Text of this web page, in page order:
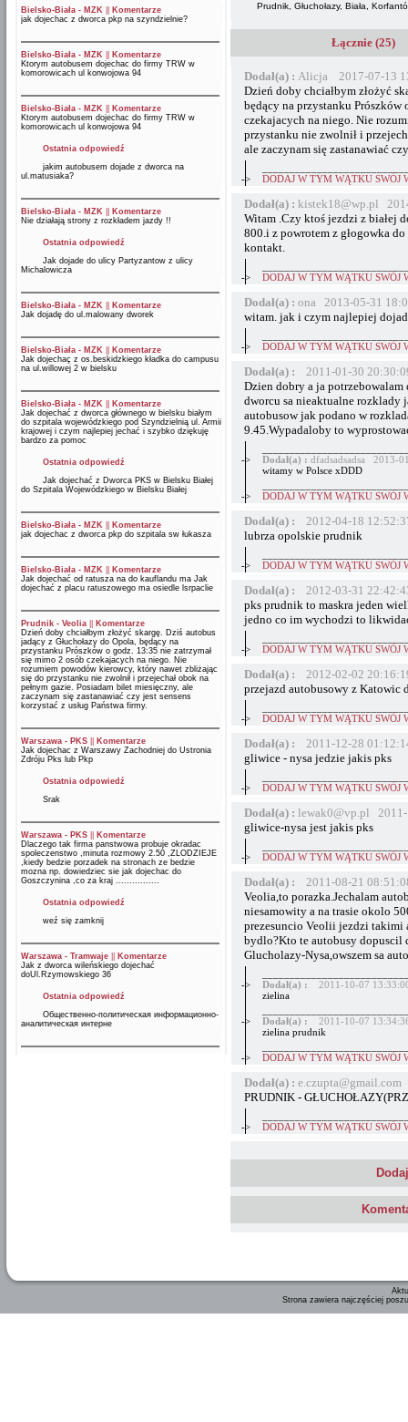
Bielsko-Biała - MZK
Komentarze
jak dojechac z dworca pkp na szyndzielnie?
Bielsko-Biała - MZK
Komentarze
Ktorym autobusem dojechac do firmy TRW w
komorowicach ul konwojowa 94
Bielsko-Biała - MZK
Komentarze
Ktorym autobusem dojechac do firmy TRW w
komorowicach ul konwojowa 94
Ostatnia odpowiedź
jakim autobusem dojade z dworca na
ul.matusiaka?
Bielsko-Biała - MZK
Komentarze
Nie działają strony z rozkładem jazdy !!
Ostatnia odpowiedź
Jak dojade do ulicy Partyzantow z ulicy
Michalowicza
Bielsko-Biała - MZK
Komentarze
Jak dojadę do ul.malowany dworek
Bielsko-Biała - MZK
Komentarze
Jak dojechaç z os.beskidzkiego kładka do campusu
na ul.willowej 2 w bielsku
Bielsko-Biała - MZK
Komentarze
Jak dojechać z dworca głównego w bielsku białym
do szpitala wojewódzkiego pod Szyndzielnią ul. Armii
krajowej i czym najlepiej jechać i szybko dziękuję
bardzo za pomoc
Ostatnia odpowiedź
Jak dojechać z Dworca PKS w Bielsku Białej
do Szpitala Wojewódzkiego w Bielsku Białej
Bielsko-Biała - MZK
Komentarze
jak dojechac z dworca pkp do szpitala sw łukasza
Bielsko-Biała - MZK
Komentarze
Jak dojechać od ratusza na do kauflandu ma Jak
dojechać z placu ratuszowego ma osiedle lsrpaclie
Prudnik - Veolia
Komentarze
Dzień doby chciałbym złożyć skargę. Dziś autobus
jadący z Głuchołazy do Opola, będący na
przystanku Prószków o godz. 13:35 nie zatrzymał
się mimo 2 osób czekajacych na niego. Nie
rozumiem powodów kierowcy, który nawet zbliżając
się do przystanku nie zwolnił i przejechał obok na
pełnym gazie. Posiadam bilet miesięczny, ale
zaczynam się zastanawiać czy jest sensens
korzystać z usług Państwa firmy.
Warszawa - PKS
Komentarze
Jak dojechac z Warszawy Zachodniej do Ustronia
Zdróju Pks lub Pkp
Ostatnia odpowiedź
Srak
Warszawa - PKS
Komentarze
Dlaczego tak firma panstwowa probuje okradac
spoleczenstwo ,minuta rozmowy 2.50 ,ZLODZIEJE
,kiedy bedzie porzadek na stronach ze bedzie
mozna np. dowiedziec sie jak dojechac do
Goszczynina ,co za kraj ................
Ostatnia odpowiedź
weź się zamknij
Warszawa - Tramwaje
Komentarze
Jak z dworca wileńskiego dojechać
doUl.Rzymowskiego 36
Ostatnia odpowiedź
Общественно-политическая информационно-
аналитическая интерне
Prudnik, Głuchołazy, Biała,
Łącznie (25)
Dodał(a) : Alicja 2017-07-13
Dzień doby chciałbym złożyć
będący na przystanku Prószków
czekajacych na niego. Nie
przystanku nie zwolnił i
ale zaczynam się zastanawiać
->
DODAJ W TYM WĄTKU SWÓJ
Dodał(a) : kistek18@wp.pl
Witam .Czy ktoś jezdzi z białej
800.i z powrotem z głogowka
kontakt.
->
DODAJ W TYM WĄTKU SWÓJ
Dodał(a) : ona 2013-05-31
witam. jak i czym najlepiej
->
DODAJ W TYM WĄTKU SWÓJ
Dodał(a) :
2011-01-30
Dzien dobry a ja
dworcu sa nieaktualne rozklady
autobusow jak podano w
9.45.Wypadaloby to
->
Dodał(a) : dfadsadsadsa 2013-
witamy w Polsce xDDD
->
DODAJ W TYM WĄTKU SWÓJ
Dodał(a) :
2012-04-18
lubrza opolskie prudnik
->
DODAJ W TYM WĄTKU SWÓJ
Dodał(a) :
2012-03-31
pks prudnik to maskra jeden
jedno co im wychodzi to
->
DODAJ W TYM WĄTKU SWÓJ
Dodał(a) :
2012-02-02
przejazd autobusowy z Katowic
->
DODAJ W TYM WĄTKU SWÓJ
Dodał(a) :
2011-12-28
gliwice - nysa jedzie jakis pks
->
DODAJ W TYM WĄTKU SWÓJ
Dodał(a) : lewak0@vp.pl
gliwice-nysa jest jakis pks
->
DODAJ W TYM WĄTKU SWÓJ
Dodał(a) :
2011-08-21
Veolia,to porazka.Jechalam
niesamowity a na trasie okolo
prezesuncio Veolii jezdzi takimi
bydlo?Kto te autobusy dopuscil
Glucholazy-Nysa,owszem sa
->
Dodał(a) :
2011-10-07
zielina
->
Dodał(a) :
2011-10-07
zielina prudnik
->
DODAJ W TYM WĄTKU SWÓJ
Dodał(a) :
PRUDNIK -
->
DODAJ W TYM WĄTKU SWÓJ
Strona zawiera najczęściej